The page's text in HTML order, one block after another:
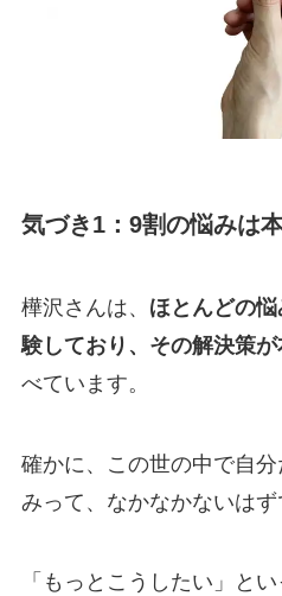
気づき1：9割の悩みは
樺沢さんは、 ほとんどの
験しており、その解決策
べています。
確かに、この世の中で自
みって、なかなかないはず
「もっとこうしたい」と